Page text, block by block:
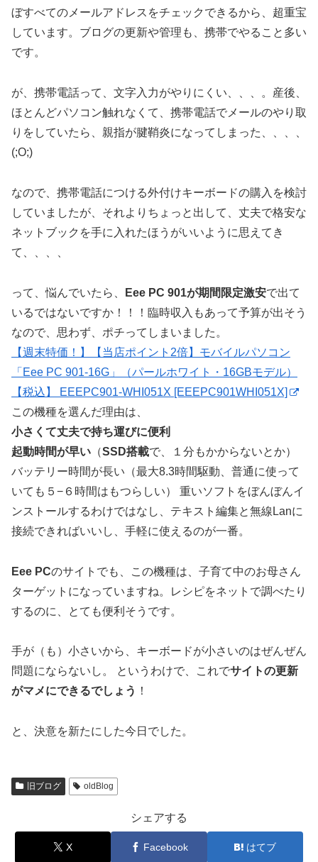
ぼすべてのメールアドレスをチェックできるから、超重宝
しています。ブログの更新や管理も、携帯でやること多い
です。
が、携帯電話って、文字入力がやりにくい、、、。産後、
ほとんどパソコン触れなくて、携帯電話でメールのやり取
りをしていたら、親指が腱鞘炎になってしまった、、、、
(;O;)
なので、携帯電話につける外付けキーボードの購入を検討
していましたが、それよりちょっと出して、丈夫で格安な
ネットブックを手に入れたほうがいいように思えてき
て、、、、
って、悩んでいたら、 Eee PC 901が期間限定激安で出て
いるではないですか！！！臨時収入もあって予算が出そう
なので、思わず、ポチってしまいました。
【週末特価！】【当店ポイント2倍】モバイルパソコン
「Eee PC 901-16G」（パールホワイト・16GBモデル）
【税込】 EEEPC901-WHI051X [EEEPC901WHI051X]
この機種を選んだ理由は、
小さくて丈夫で持ち運びに便利
起動時間が早い （SSD搭載で、１分もかからないとか）
バッテリー時間が長い（最大8.3時間駆動、普通に使って
いても５−６時間はもつらしい） 重いソフトをぼんぼんイ
ンストールするわけではなし、テキスト編集と無線Lanに
接続できればいいし、手軽に使えるのが一番。
Eee PCのサイトでも、この機種は、子育て中のお母さん
ターゲットになっていますね。レシピをネットで調べたり
するのに、とても便利そうです。
手が（も）小さいから、キーボードが小さいのはぜんぜん
問題にならないし。 というわけで、これでサイトの更新
がマメにできるでしょう ！
と、決意を新たにした今日でした。
旧ブログ oldBlog
シェアする
X Facebook はてブ